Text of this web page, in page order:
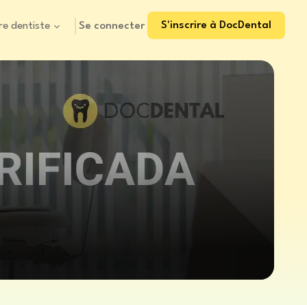
dentiste Se connecter S'inscrire à DocDental